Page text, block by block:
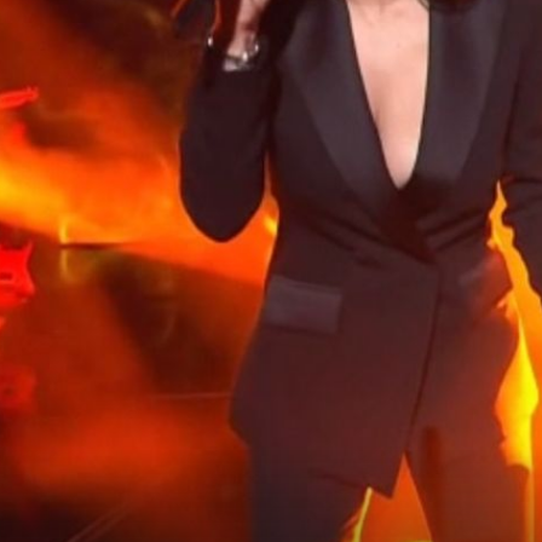
PODIGLA PRAŠINU!
Severina šokirala izazovnim pozama na
društvenim mrežama, reakcije su
podijeljene: ''Upaljen crveni